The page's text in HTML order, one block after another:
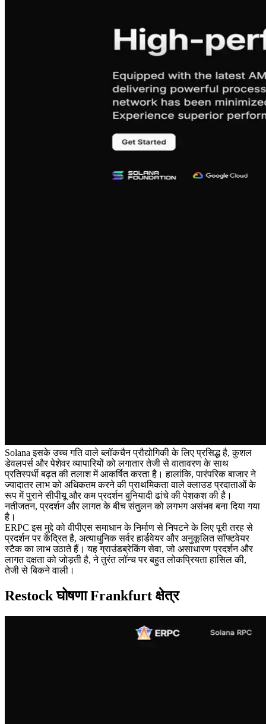
Solana इसके उच्च गति वाले ब्लॉकचैन प्रौद्योगिकी के लिए प्रसिद्ध है, कुशल
डेवलपर्स और पेशेवर व्यापारियों को लगातार तेजी से वातावरण के साथ
प्रतिस्पर्धी बढ़त की तलाश में आकर्षित करता है। हालांकि, पारंपरिक बाजार ने
ज्यादातर लाभ को अधिकतम करने की प्राथमिकता वाले क्लाउड प्रदाताओं के
रूप में पुराने सीपीयू और कम प्रदर्शन बुनियादी ढांचे की पेशकश की है।
नतीजतन, प्रदर्शन और लागत के बीच संतुलन को लगभग असंभव बना दिया गया
है।
ERPC इस मुद्दे को वीपीएस समाधान के निर्माण से निपटने के लिए पूरी तरह से
प्रदर्शन पर केंद्रित है, अत्याधुनिक सर्वर हार्डवेयर और अनुकूलित सॉफ्टवेयर
स्टैक का लाभ उठाते हैं। यह ग्राउंडब्रेकिंग सेवा, जो असाधारण प्रदर्शन और
लागत दक्षता को जोड़ती है, ने तुरंत लॉन्च पर बहुत लोकप्रियता हासिल की,
तेजी से बिकने वाली।
Restock घोषणा Frankfurt क्षेत्र